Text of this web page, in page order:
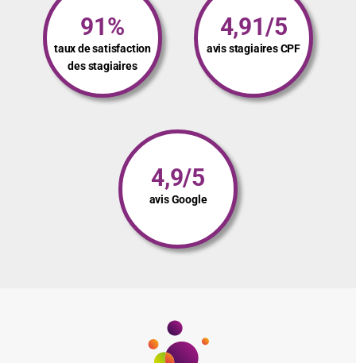
91%
taux de satisfaction
des stagiaires
4,91/5
avis stagiaires CPF
4,9/5
avis Google